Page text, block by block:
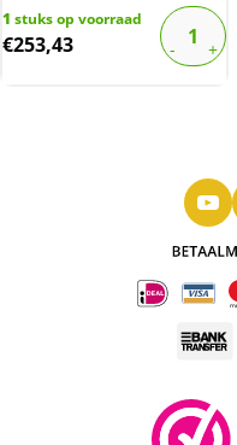
1 stuks op voorraad
€253,43